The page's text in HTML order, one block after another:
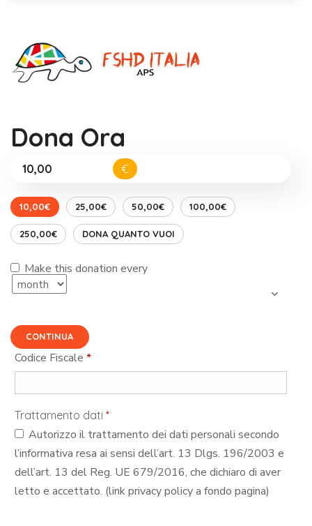
Dona Ora
€
10,00€ 25,00€ 50,00€ 100,00€
250,00€ DONA QUANTO VUOI
Make this donation every
CONTINUA
Codice Fiscale*
Trattamento dati*
Autorizzo il trattamento dei dati personali secondo
l’informativa resa ai sensi dell’art. 13 Dlgs. 196/2003 e
dell’art. 13 del Reg. UE 679/2016, che dichiaro di aver
letto e accettato. (link privacy policy a fondo pagina)